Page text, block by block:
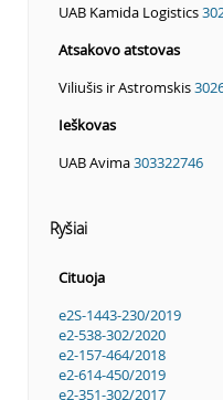
UAB Kamida Logistics
Atsakovo atstovas
Viliušis ir Astromskis
Ieškovas
UAB Avima303322746
Ryšiai
Cituoja
e2S-1443-230/2019
e2-538-302/2020
e2-157-464/2018
e2-614-450/2019
e2-351-302/2017